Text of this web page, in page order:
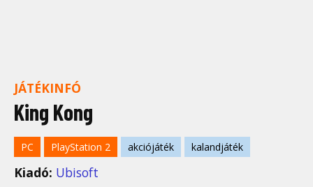
JÁTÉKINFÓ
King Kong
PC PlayStation 2 akciójáték kalandjáték
Kiadó: Ubisoft